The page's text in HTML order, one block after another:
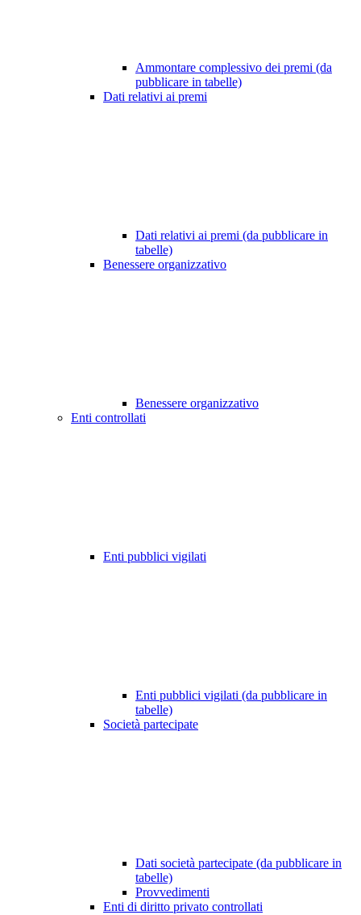
Ammontare complessivo dei premi (da
pubblicare in tabelle)
Dati relativi ai premi
Dati relativi ai premi (da pubblicare in
tabelle)
Benessere organizzativo
Benessere organizzativo
Enti controllati
Enti pubblici vigilati
Enti pubblici vigilati (da pubblicare in
tabelle)
Società partecipate
Dati società partecipate (da pubblicare in
tabelle)
Provvedimenti
Enti di diritto privato controllati